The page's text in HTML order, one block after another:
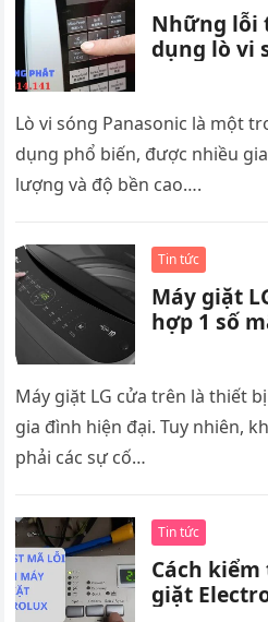
Những lỗi
dụng lò vi
Lò vi sóng Panasonic là một
dụng phổ biến, được nhiều
lượng và độ bền cao….
Tin tức
Máy giặt
hợp 1 số
Máy giặt LG cửa trên là thiết
gia đình hiện đại. Tuy nhiên,
phải các sự cố…
Tin tức
Cách
giặt